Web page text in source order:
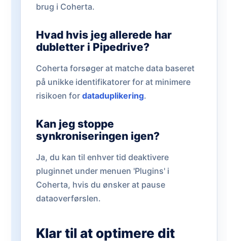
brug i Coherta.
Hvad hvis jeg allerede har
dubletter i Pipedrive?
Coherta forsøger at matche data baseret
på unikke identifikatorer for at minimere
risikoen for dataduplikering.
Kan jeg stoppe
synkroniseringen igen?
Ja, du kan til enhver tid deaktivere
pluginnet under menuen 'Plugins' i
Coherta, hvis du ønsker at pause
dataoverførslen.
Klar til at optimere dit